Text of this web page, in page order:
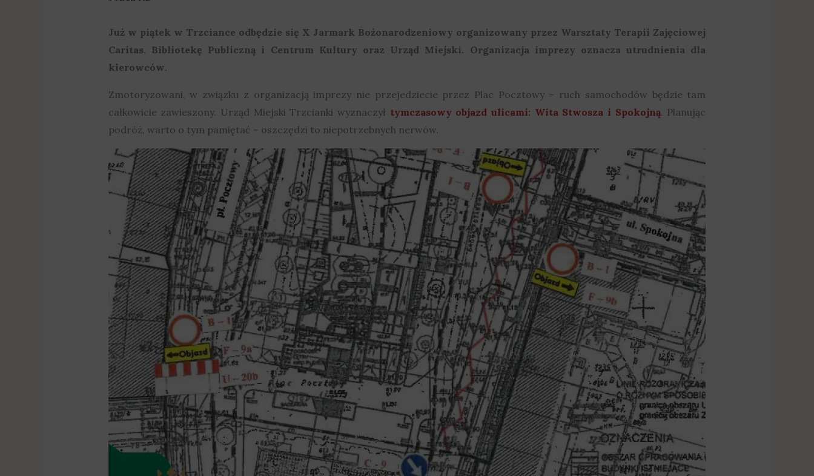
Już w piątek w Trzciance odbędzie się X Jarmark Bożonarodzeniowy organizowany przez Warsztaty Terapii Zajęciowej
Caritas, Bibliotekę Publiczną i Centrum Kultury oraz Urząd Miejski. Organizacja imprezy oznacza utrudnienia dla
kierowców.
Zmotoryzowani, w związku z organizacją imprezy nie przejedziecie przez Plac Pocztowy – ruch samochodów będzie tam
całkowicie zawieszony. Urząd Miejski Trzcianki wyznaczył tymczasowy objazd ulicami: Wita Stwosza i Spokojną. Planując
podróż, warto o tym pamiętać – oszczędzi to niepotrzebnych nerwów.